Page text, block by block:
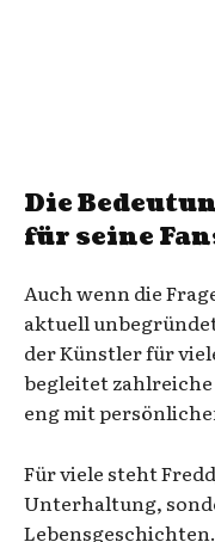
Die
für seine
Auch wenn die
aktuell
der Künstler für
begleitet
eng mit
Für viele steht
Unterhaltung,